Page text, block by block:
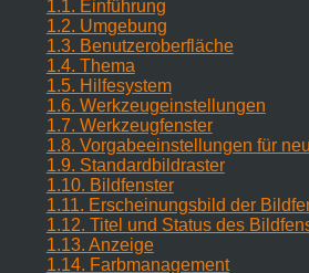
1.1. Einführung
1.2. Umgebung
1.3. Benutzeroberfläche
1.4. Thema
1.5. Hilfesystem
1.6. Werkzeugeinstellungen
1.7. Werkzeugfenster
1.8. Vorgabeeinstellungen für
1.9. Standardbildraster
1.10. Bildfenster
1.11. Erscheinungsbild der
1.12. Titel und Status des
1.13. Anzeige
1.14. Farbmanagement